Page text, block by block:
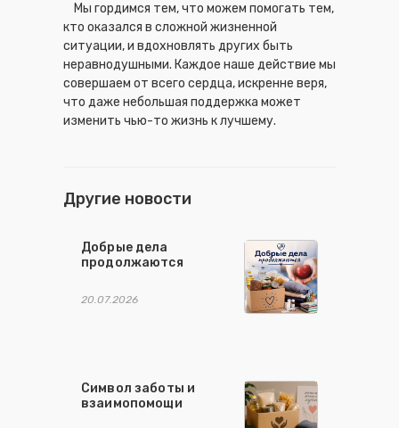
Мы гордимся тем, что можем помогать тем,
кто оказался в сложной жизненной
ситуации, и вдохновлять других быть
неравнодушными. Каждое наше действие мы
совершаем от всего сердца, искренне веря,
что даже небольшая поддержка может
изменить чью-то жизнь к лучшему.
Другие новости
Добрые дела
продолжаются
20.07.2026
Символ заботы и
взаимопомощи